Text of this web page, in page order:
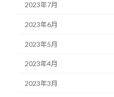
2023年7月
2023年6月
2023年5月
2023年4月
2023年3月